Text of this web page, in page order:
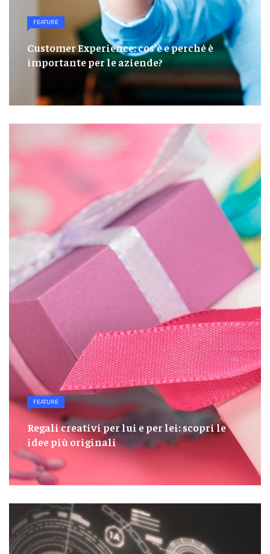
FEATURE
Customer Experience: cos'è e perché è
importante per le aziende?
FEATURE
Regali creativi per lui e per lei: scopri le
idee più originali